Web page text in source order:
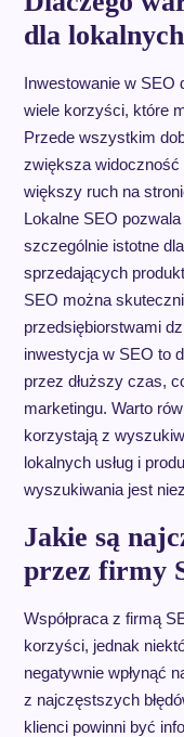
dla
Inwestowanie w SEO
wiele korzyści, które
Przede wszystkim
zwiększa widoczność
większy ruch na
Lokalne SEO
szczególnie istotne
sprzedających
SEO można
przedsiębiorstwami
inwestycja w SEO to
przez dłuższy czas,
marketingu. Warto
korzystają z
lokalnych usług i
wyszukiwania jest
Jakie są
przez firmy
Współpraca z firmą
korzyści, jednak
negatywnie wpłynąć
z najczęstszych
klienci powinni być